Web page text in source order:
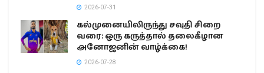
2026-07-31
கல்முனையிலிருந்து சவுதி சிறை
வரை: ஒரு கருத்தால் தலைகீழான
அனோஜனின் வாழ்க்கை!
2026-07-28